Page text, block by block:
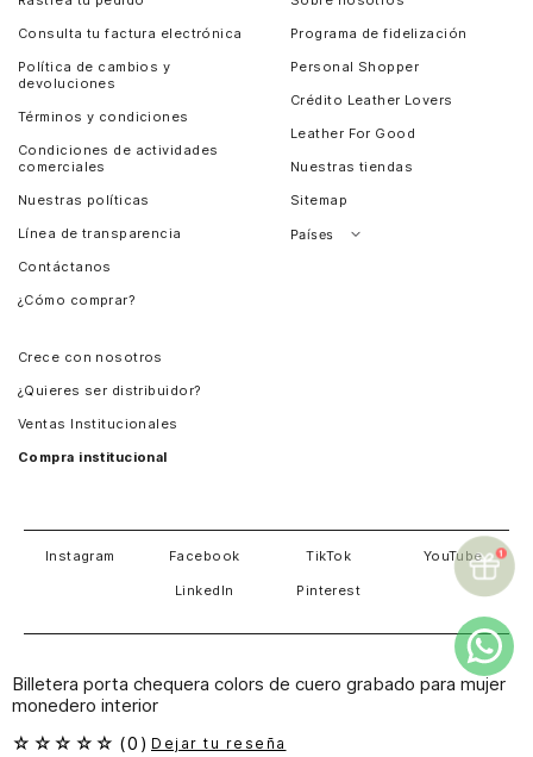
Billetera porta chequera colors de cuero grabado para mujer
monedero interior
☆ ☆ ☆ ☆ ☆ (0 ) Dejar tu reseña
Consulta tu factura electrónica
Política de cambios y
devoluciones
Términos y condiciones
Condiciones de actividades
comerciales
Nuestras políticas
Línea de transparencia
Contáctanos
¿Cómo comprar?
Programa de fidelización
Personal Shopper
Crédito Leather Lovers
Leather For Good
Nuestras tiendas
Sitemap
Países
Crece con nosotros
¿Quieres ser distribuidor?
Ventas Institucionales
Compra institucional
Instagram Facebook TikTok YouTube
LinkedIn Pinterest
TODOS LOS DERECHOS RESERVADOS CUEROS VÉLEZ